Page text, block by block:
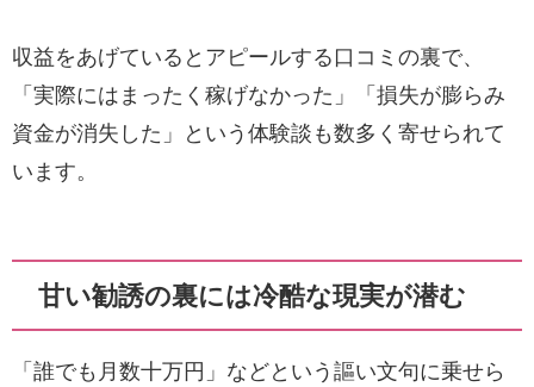
収益をあげているとアピールする口コミの裏で、
「実際にはまったく稼げなかった」「損失が膨らみ
資金が消失した」という体験談も数多く寄せられて
います。
甘い勧誘の裏には冷酷な現実が潜む
「誰でも月数十万円」などという謳い文句に乗せら